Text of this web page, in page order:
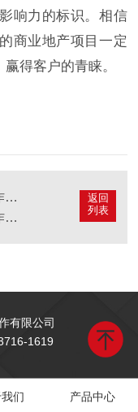
响力的标识。相信
商业地产项目一定
得客户的青睐。
返回
列表
公园景区导向标识系统制作有哪些类型？
主题公园标识导视系统制作需注意哪些要点？
有限公司
1619
们 产品中心